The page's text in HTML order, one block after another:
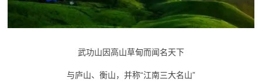
武功山因高山草甸而闻名天下
与庐山、衡山，并称“江南三大名山”